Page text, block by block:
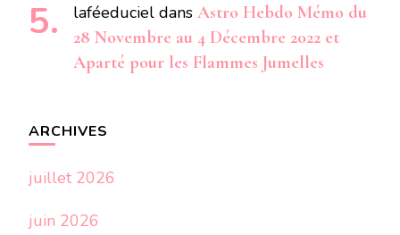
laféeduciel dans Astro Hebdo Mémo du
28 Novembre au 4 Décembre 2022 et
Aparté pour les Flammes Jumelles
ARCHIVES
juillet 2026
juin 2026